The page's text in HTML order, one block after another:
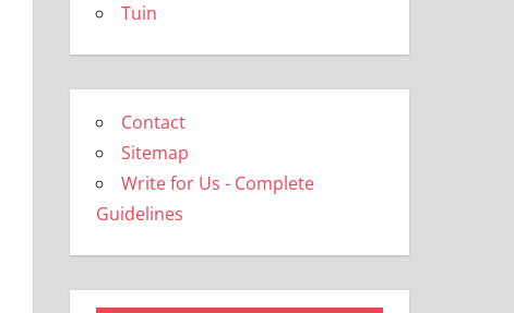
Tuin
Contact
Sitemap
Write for Us - Complete
Guidelines